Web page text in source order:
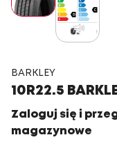
BARKLEY
10R22.5
Zaloguj się i
magazynowe